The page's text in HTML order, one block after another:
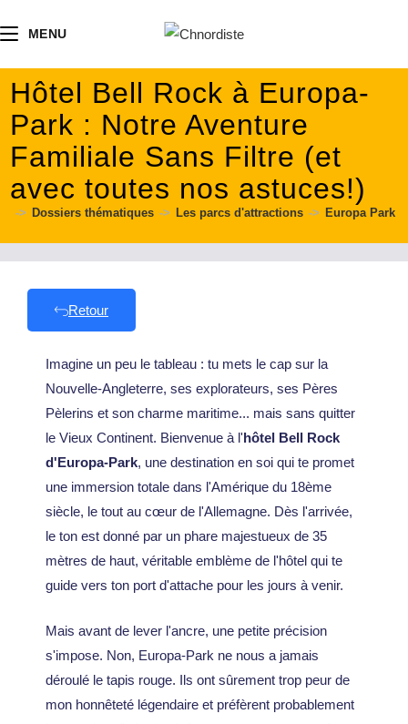
principal
MENU
Hôtel Bell Rock à Europa-
Park : Notre Aventure
Familiale Sans Filtre (et
avec toutes nos astuces!)
-> Dossiers thématiques -> Les parcs d'attractions -> Europa Park
Retour
Imagine un peu le tableau : tu mets le cap sur la
Nouvelle-Angleterre, ses explorateurs, ses Pères
Pèlerins et son charme maritime... mais sans quitter
le Vieux Continent. Bienvenue à l'hôtel Bell Rock
d'Europa-Park, une destination en soi qui te promet
une immersion totale dans l'Amérique du 18ème
siècle, le tout au cœur de l'Allemagne. Dès l'arrivée,
le ton est donné par un phare majestueux de 35
mètres de haut, véritable emblème de l'hôtel qui te
guide vers ton port d'attache pour les jours à venir.
Mais avant de lever l'ancre, une petite précision
s'impose. Non, Europa-Park ne nous a jamais
déroulé le tapis rouge. Ils ont sûrement trop peur de
mon honnêteté légendaire et préfèrent probablement